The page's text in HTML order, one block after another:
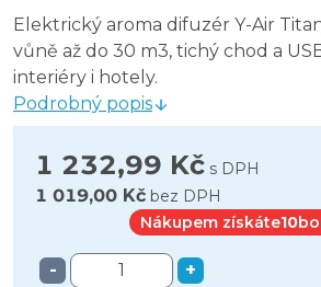
Elektrický aroma difuzér Y-Air
vůně až do 30 m3, tichý chod a
interiéry i hotely.
Podrobný popis
1 232,99 Kč s DPH
1 019,00 Kč bez DPH
Nákupem získáte10
- +